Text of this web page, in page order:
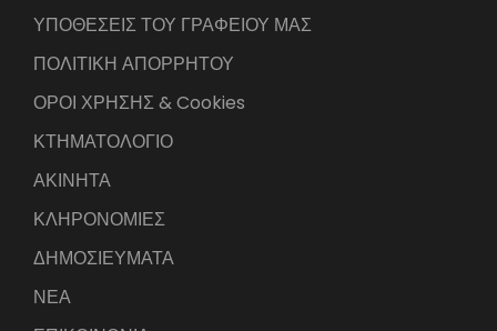
ΥΠΟΘΕΣΕΙΣ ΤΟΥ ΓΡΑΦΕΙΟΥ ΜΑΣ
ΠΟΛΙΤΙΚΗ ΑΠΟΡΡΗΤΟΥ
ΟΡΟΙ ΧΡΗΣΗΣ & Cookies
ΚΤΗΜΑΤΟΛΟΓΙΟ
ΑΚΙΝΗΤΑ
ΚΛΗΡΟΝΟΜΙΕΣ
ΔΗΜΟΣΙΕΥΜΑΤΑ
ΝΕΑ